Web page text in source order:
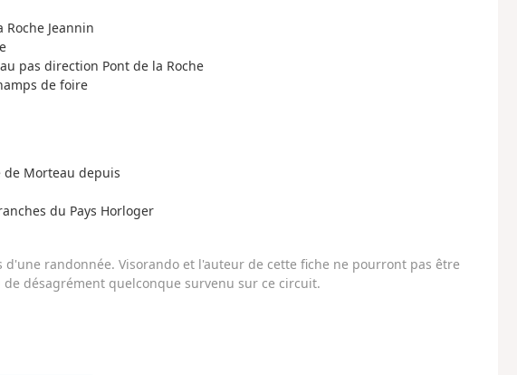
Jeannin
pas direction Pont de la Roche
de foire
Morteau depuis
du Pays Horloger
randonnée. Visorando et l'auteur de cette fiche ne pourront pas être
désagrément quelconque survenu sur ce circuit.